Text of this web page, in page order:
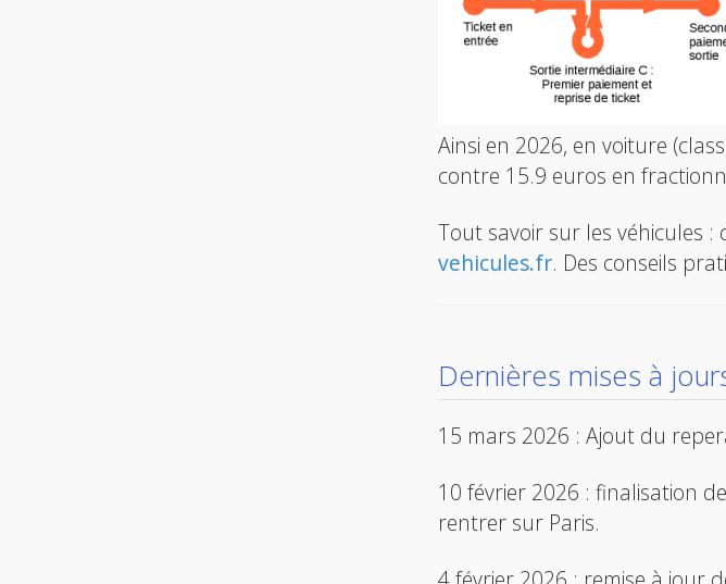
Ainsi en 2026, en voiture
contre 15.9 euros en
Tout savoir sur les véhicules :
vehicules.fr. Des conseils
Dernières mises à
15 mars 2026 : Ajout du
10 février 2026 : finalisation
rentrer sur Paris.